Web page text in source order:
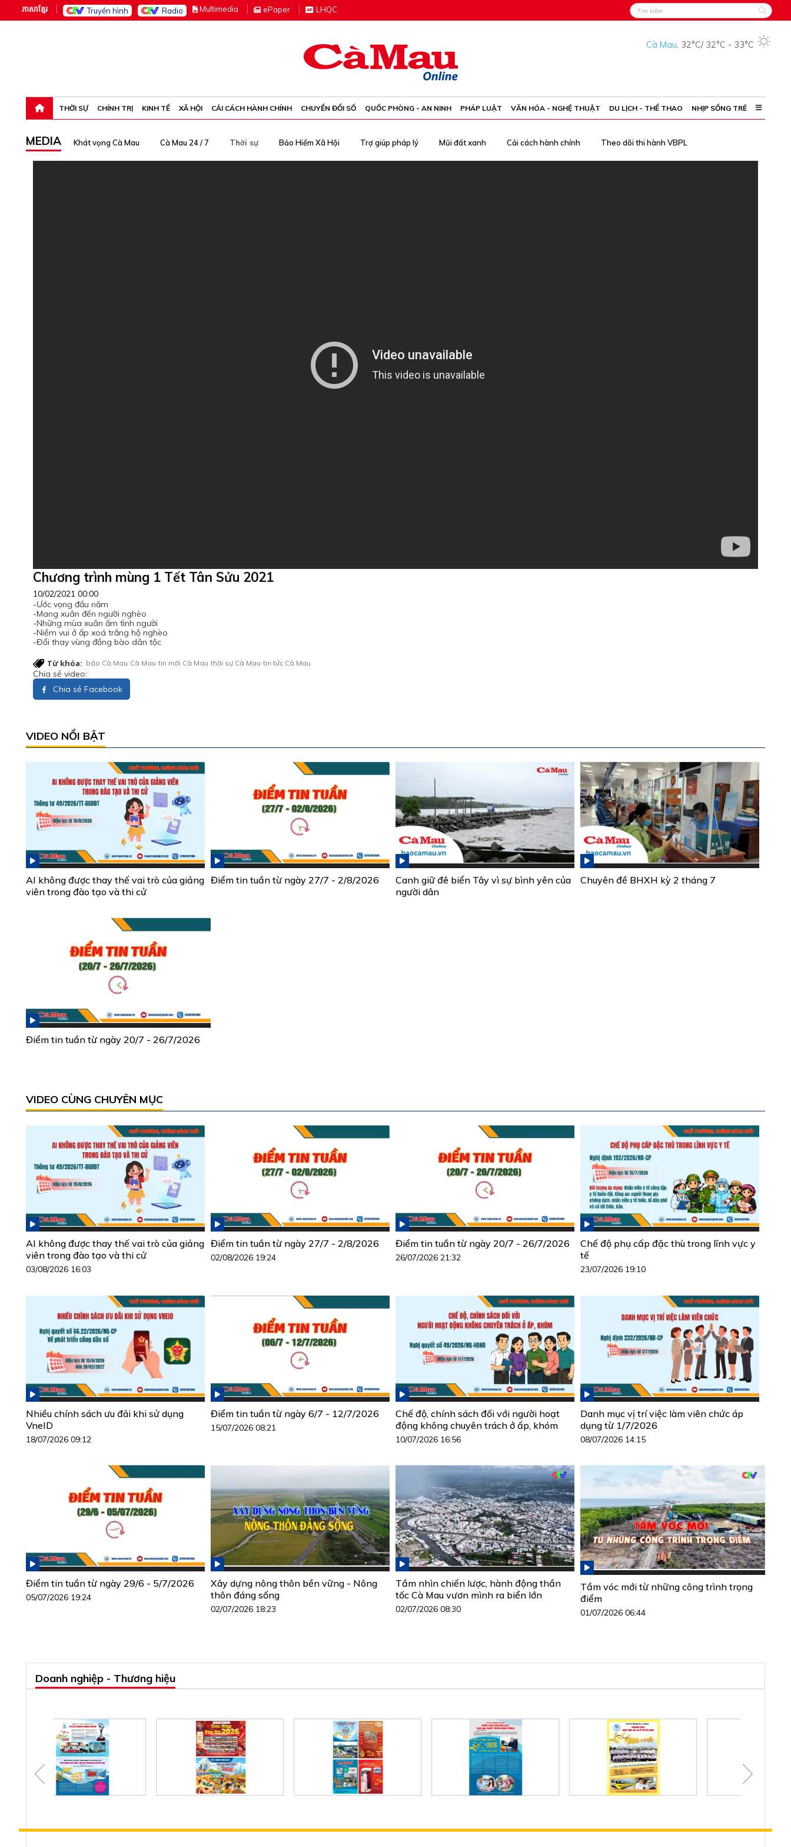
ភាសាខ្មែរ Truyền hình Radio Multimedia ePaper LHQC
Cà Mau, 32°C/ 32°C - 33°C
THỜI SỰ CHÍNH TRỊ KINH TẾ XÃ HỘI CẢI CÁCH HÀNH CHÍNH CHUYỂN ĐỔI SỐ QUỐC PHÒNG - AN NINH PHÁP LUẬT VĂN HÓA - NGHỆ THUẬT DU LỊCH - THỂ THAO NHỊP SỐNG TRẺ
MEDIA Khát vọng Cà Mau Cà Mau 24 / 7 Thời sự Bảo Hiểm Xã Hội Trợ giúp pháp lý Mũi đất xanh Cải cách hành chính Theo dõi thi hành VBPL
Chương trình mùng 1 Tết Tân Sửu 2021
10/02/2021 00:00
-Ước vọng đầu năm
-Mang xuân đến người nghèo
-Những mùa xuân ấm tình người
-Niềm vui ở ấp xoá trắng hộ nghèo
-Đổi thay vùng đồng bào dân tộc
Từ khóa: báo Cà Mau Cà Mau tin mới Cà Mau thời sự Cà Mau tin tức Cà Mau
Chia sẻ video:
Chia sẻ Facebook
VIDEO NỔI BẬT
AI không được thay thế vai trò của giảng
viên trong đào tạo và thi cử
Điểm tin tuần từ ngày 27/7 - 2/8/2026
Canh giữ đê biển Tây vì sự bình yên của
người dân
Chuyên đề BHXH kỳ 2 tháng 7
Điểm tin tuần từ ngày 20/7 - 26/7/2026
VIDEO CÙNG CHUYÊN MỤC
AI không được thay thế vai trò của giảng
viên trong đào tạo và thi cử
03/08/2026 16:03
Điểm tin tuần từ ngày 27/7 - 2/8/2026
02/08/2026 19:24
Điểm tin tuần từ ngày 20/7 - 26/7/2026
26/07/2026 21:32
Chế độ phụ cấp đặc thù trong lĩnh vực y
tế
23/07/2026 19:10
Nhiều chính sách ưu đãi khi sử dụng
VneID
18/07/2026 09:12
Điểm tin tuần từ ngày 6/7 - 12/7/2026
15/07/2026 08:21
Chế độ, chính sách đối với người hoạt
động không chuyên trách ở ấp, khóm
10/07/2026 16:56
Danh mục vị trí việc làm viên chức áp
dụng từ 1/7/2026
08/07/2026 14:15
Điểm tin tuần từ ngày 29/6 - 5/7/2026
05/07/2026 19:24
Xây dựng nông thôn bền vững - Nông
thôn đáng sống
02/07/2026 18:23
Tầm nhìn chiến lược, hành động thần
tốc Cà Mau vươn mình ra biển lớn
02/07/2026 08:30
Tầm vóc mới từ những công trình trọng
điểm
01/07/2026 06:44
Doanh nghiệp - Thương hiệu